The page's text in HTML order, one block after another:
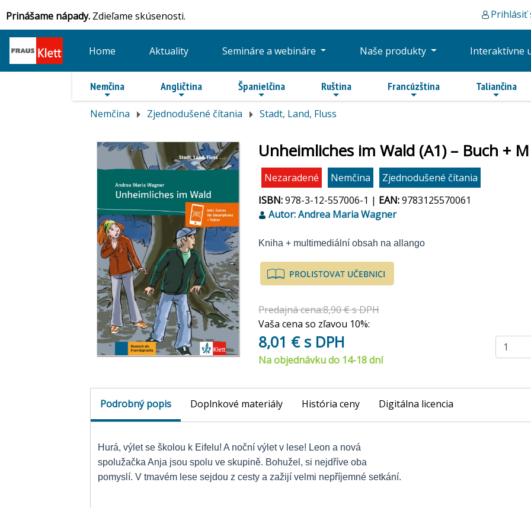
Prinášame nápady. Zdieľame skúsenosti. Prihlásiť
Home Aktuality Semináre a webináre Naše produkty Interaktívne
Nemčina Angličtina Španielčina Ruština Francúzština Taliančina
Nemčina Zjednodušené čítania Stadt, Land, Fluss
Unheimliches im Wald (A1) – Buch +
Nezaradené Nemčina
Zjednodušené čítania
ISBN:978-3-12-557006-1 | EAN:9783125570061
Autor: Andrea Maria Wagner
Kniha + multimediální obsah na allango
Predajná cena:8,90 € s DPH
Vaša cena so zľavou 10%:
8,01 € s DPH
Na objednávku do 14-18 dní
Podrobný popis Doplnkové materiály História ceny Digitálna licencia
Hurá, výlet se školou k Eifelu! A noční výlet v lese! Leon a nová
spolužačka Anja jsou spolu ve skupině. Bohužel, si nejdříve oba
pomyslí. V tmavém lese sejdou z cesty a zažijí velmi nepříjemné setkání.